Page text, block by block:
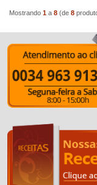
Mostrando 1 a 8 (de 8